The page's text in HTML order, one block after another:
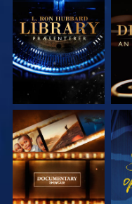
UDFORSK SERIEN
UDFORSK SERIEN